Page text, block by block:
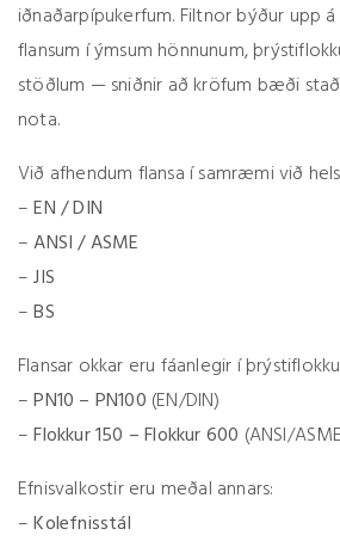
iðnaðarpípukerfum. Filtnor býður upp
flansum í ýmsum hönnunum,
stöðlum — sniðnir að kröfum bæði
nota.
Við afhendum flansa í samræmi við
–EN / DIN
–ANSI / ASME
–JIS
–BS
Flansar okkar eru fáanlegir í
–PN10 – PN100 (EN/DIN)
–Flokkur 150 – Flokkur 600 (ANSI/
Efnisvalkostir eru meðal annars:
–Kolefnisstál